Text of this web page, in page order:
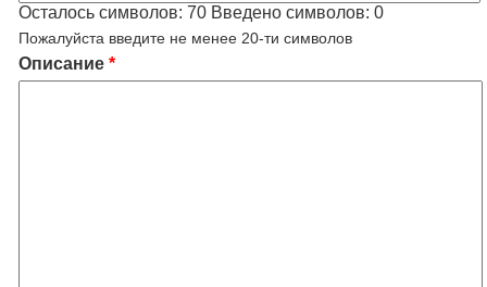
Осталось символов: 70 Введено символов: 0
Пожалуйста введите не менее 20-ти символов
Описание *